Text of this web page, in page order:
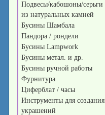
Подвесы/кабошоны/серьги
из натуральных камней
Бусины Шамбала
Пандора / рондели
Бусины Lampwork
Бусины метал. и др.
Бусины ручной работы
Фурнитура
Циферблат / часы
Инструменты для создания
украшений